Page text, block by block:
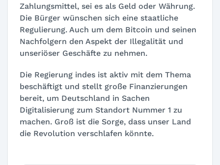
Zahlungsmittel, sei es als Geld oder Währung.
Die Bürger wünschen sich eine staatliche
Regulierung. Auch um dem Bitcoin und seinen
Nachfolgern den Aspekt der Illegalität und
unseriöser Geschäfte zu nehmen.
Die Regierung indes ist aktiv mit dem Thema
beschäftigt und stellt große Finanzierungen
bereit, um Deutschland in Sachen
Digitalisierung zum Standort Nummer 1 zu
machen. Groß ist die Sorge, dass unser Land
die Revolution verschlafen könnte.